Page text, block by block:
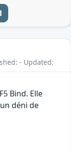
- Updated:
Bind. Elle
déni de